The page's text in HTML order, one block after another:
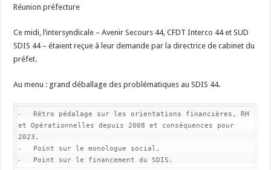
Réunion préfecture
Ce midi, l’intersyndicale – Avenir Secours 44, CFDT Interco 44 et SUD
SDIS 44 – étaient reçue à leur demande par la directrice de cabinet du
préfet.
Au menu : grand déballage des problématiques au SDIS 44.
⁃   Rétro pédalage sur les orientations financières, RH
et Opérationnelles depuis 2008 et conséquences pour
2023,
⁃   Point sur le monologue social,
⁃   Point sur le financement du SDIS.